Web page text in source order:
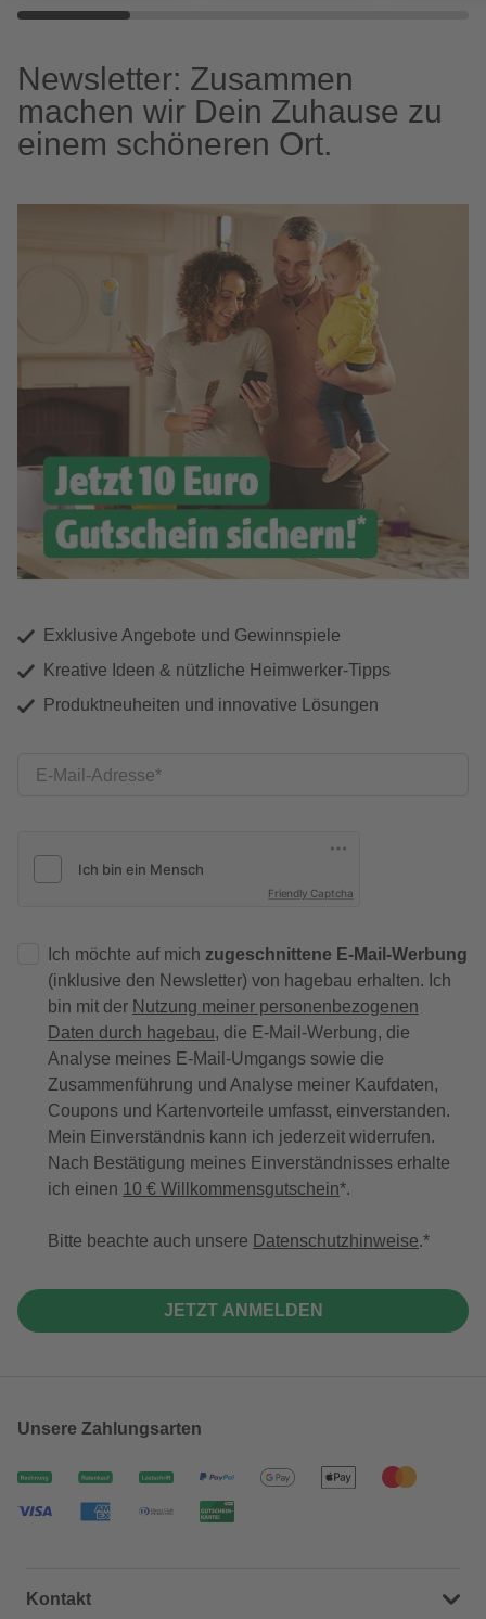
Newsletter: Zusammen
machen wir Dein Zuhause zu
einem schöneren Ort.
Exklusive Angebote und Gewinnspiele
Kreative Ideen & nützliche Heimwerker-Tipps
Produktneuheiten und innovative Lösungen
E-Mail-Adresse
Friendly Captcha
Ich möchte auf mich zugeschnittene E-Mail-Werbung
(inklusive den Newsletter) von hagebau erhalten. Ich
bin mit der Nutzung meiner personenbezogenen
Daten durch hagebau, die E-Mail-Werbung, die
Analyse meines E-Mail-Umgangs sowie die
Zusammenführung und Analyse meiner Kaufdaten,
Coupons und Kartenvorteile umfasst, einverstanden.
Mein Einverständnis kann ich jederzeit widerrufen.
Nach Bestätigung meines Einverständnisses erhalte
ich einen 10 € Willkommensgutschein*.
Bitte beachte auch unsere Datenschutzhinweise.
JETZT ANMELDEN
Unsere Zahlungsarten
Kontakt